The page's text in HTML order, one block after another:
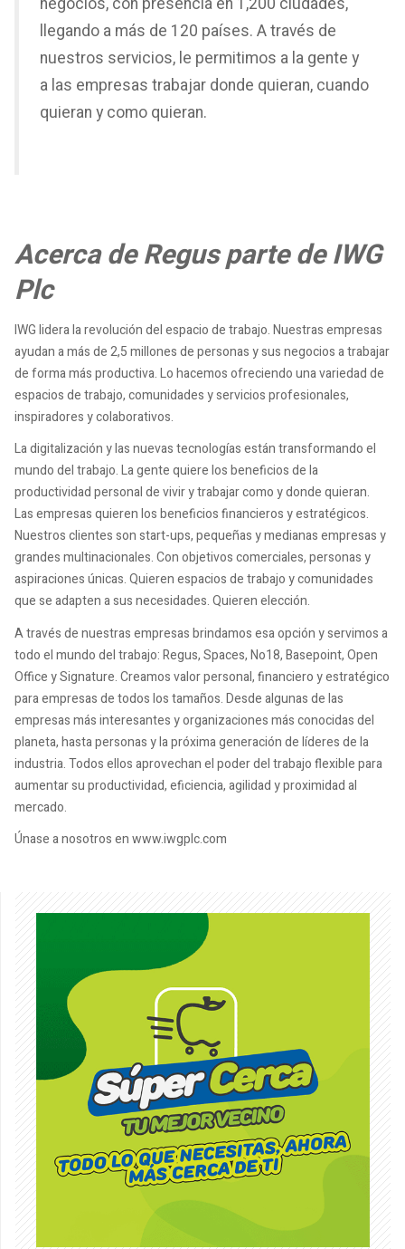
llegando a más de 120 países. A través de
nuestros servicios, le permitimos a la gente y
a las empresas trabajar donde quieran, cuando
quieran y como quieran.
Acerca de Regus parte de IWG
Plc
IWG lidera la revolución del espacio de trabajo. Nuestras empresas
ayudan a más de 2,5 millones de personas y sus negocios a trabajar
de forma más productiva. Lo hacemos ofreciendo una variedad de
espacios de trabajo, comunidades y servicios profesionales,
inspiradores y colaborativos.
La digitalización y las nuevas tecnologías están transformando el
mundo del trabajo. La gente quiere los beneficios de la
productividad personal de vivir y trabajar como y donde quieran.
Las empresas quieren los beneficios financieros y estratégicos.
Nuestros clientes son start-ups, pequeñas y medianas empresas y
grandes multinacionales. Con objetivos comerciales, personas y
aspiraciones únicas. Quieren espacios de trabajo y comunidades
que se adapten a sus necesidades. Quieren elección.
A través de nuestras empresas brindamos esa opción y servimos a
todo el mundo del trabajo: Regus, Spaces, No18, Basepoint, Open
Office y Signature. Creamos valor personal, financiero y estratégico
para empresas de todos los tamaños. Desde algunas de las
empresas más interesantes y organizaciones más conocidas del
planeta, hasta personas y la próxima generación de líderes de la
industria. Todos ellos aprovechan el poder del trabajo flexible para
aumentar su productividad, eficiencia, agilidad y proximidad al
mercado.
Únase a nosotros en www.iwgplc.com